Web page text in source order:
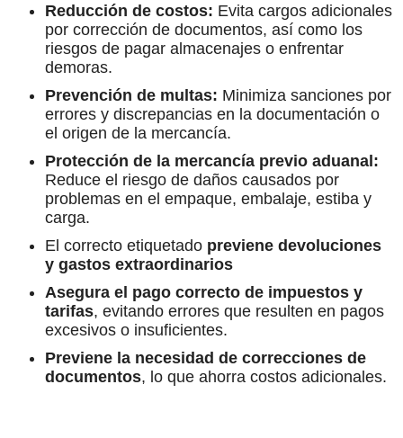
Reducción de costos: Evita cargos adicionales
por corrección de documentos, así como los
riesgos de pagar almacenajes o enfrentar
demoras.
Prevención de multas: Minimiza sanciones por
errores y discrepancias en la documentación o
el origen de la mercancía.
Protección de la mercancía previo aduanal:
Reduce el riesgo de daños causados por
problemas en el empaque, embalaje, estiba y
carga.
El correcto etiquetado previene devoluciones
y gastos extraordinarios
Asegura el pago correcto de impuestos y
tarifas, evitando errores que resulten en pagos
excesivos o insuficientes.
Previene la necesidad de correcciones de
documentos, lo que ahorra costos adicionales.